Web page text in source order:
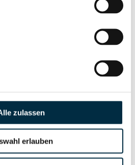
zulassen
erlauben
Unternehmensprofil
Unternehmensprofil
Unternehmensprofil
anfragen